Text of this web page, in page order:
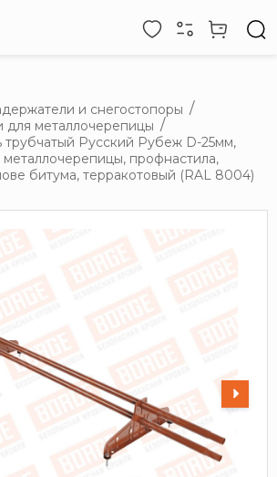
и снегостопоры
для металлочерепицы
трубчатый Русский Рубеж D-25мм,
металлочерепицы, профнастила,
битума, терракотовый (RAL 8004)